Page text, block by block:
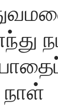
நாள்